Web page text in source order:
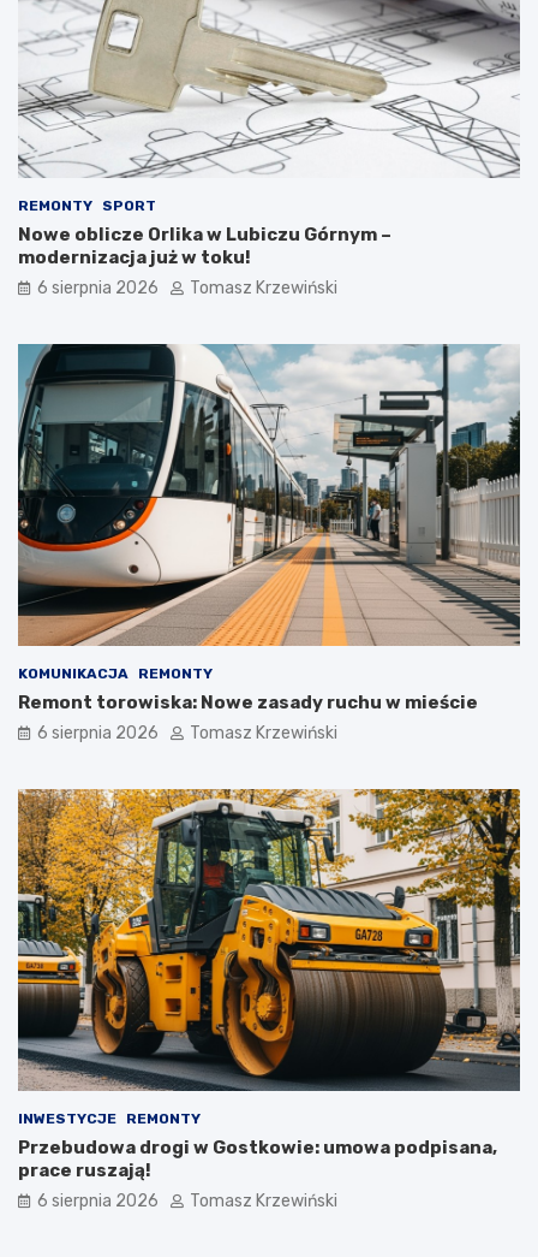
REMONTY SPORT
Nowe oblicze Orlika w Lubiczu Górnym –
modernizacja już w toku!
6 sierpnia 2026 Tomasz Krzewiński
KOMUNIKACJA REMONTY
Remont torowiska: Nowe zasady ruchu w mieście
6 sierpnia 2026 Tomasz Krzewiński
INWESTYCJE REMONTY
Przebudowa drogi w Gostkowie: umowa podpisana,
prace ruszają!
6 sierpnia 2026 Tomasz Krzewiński